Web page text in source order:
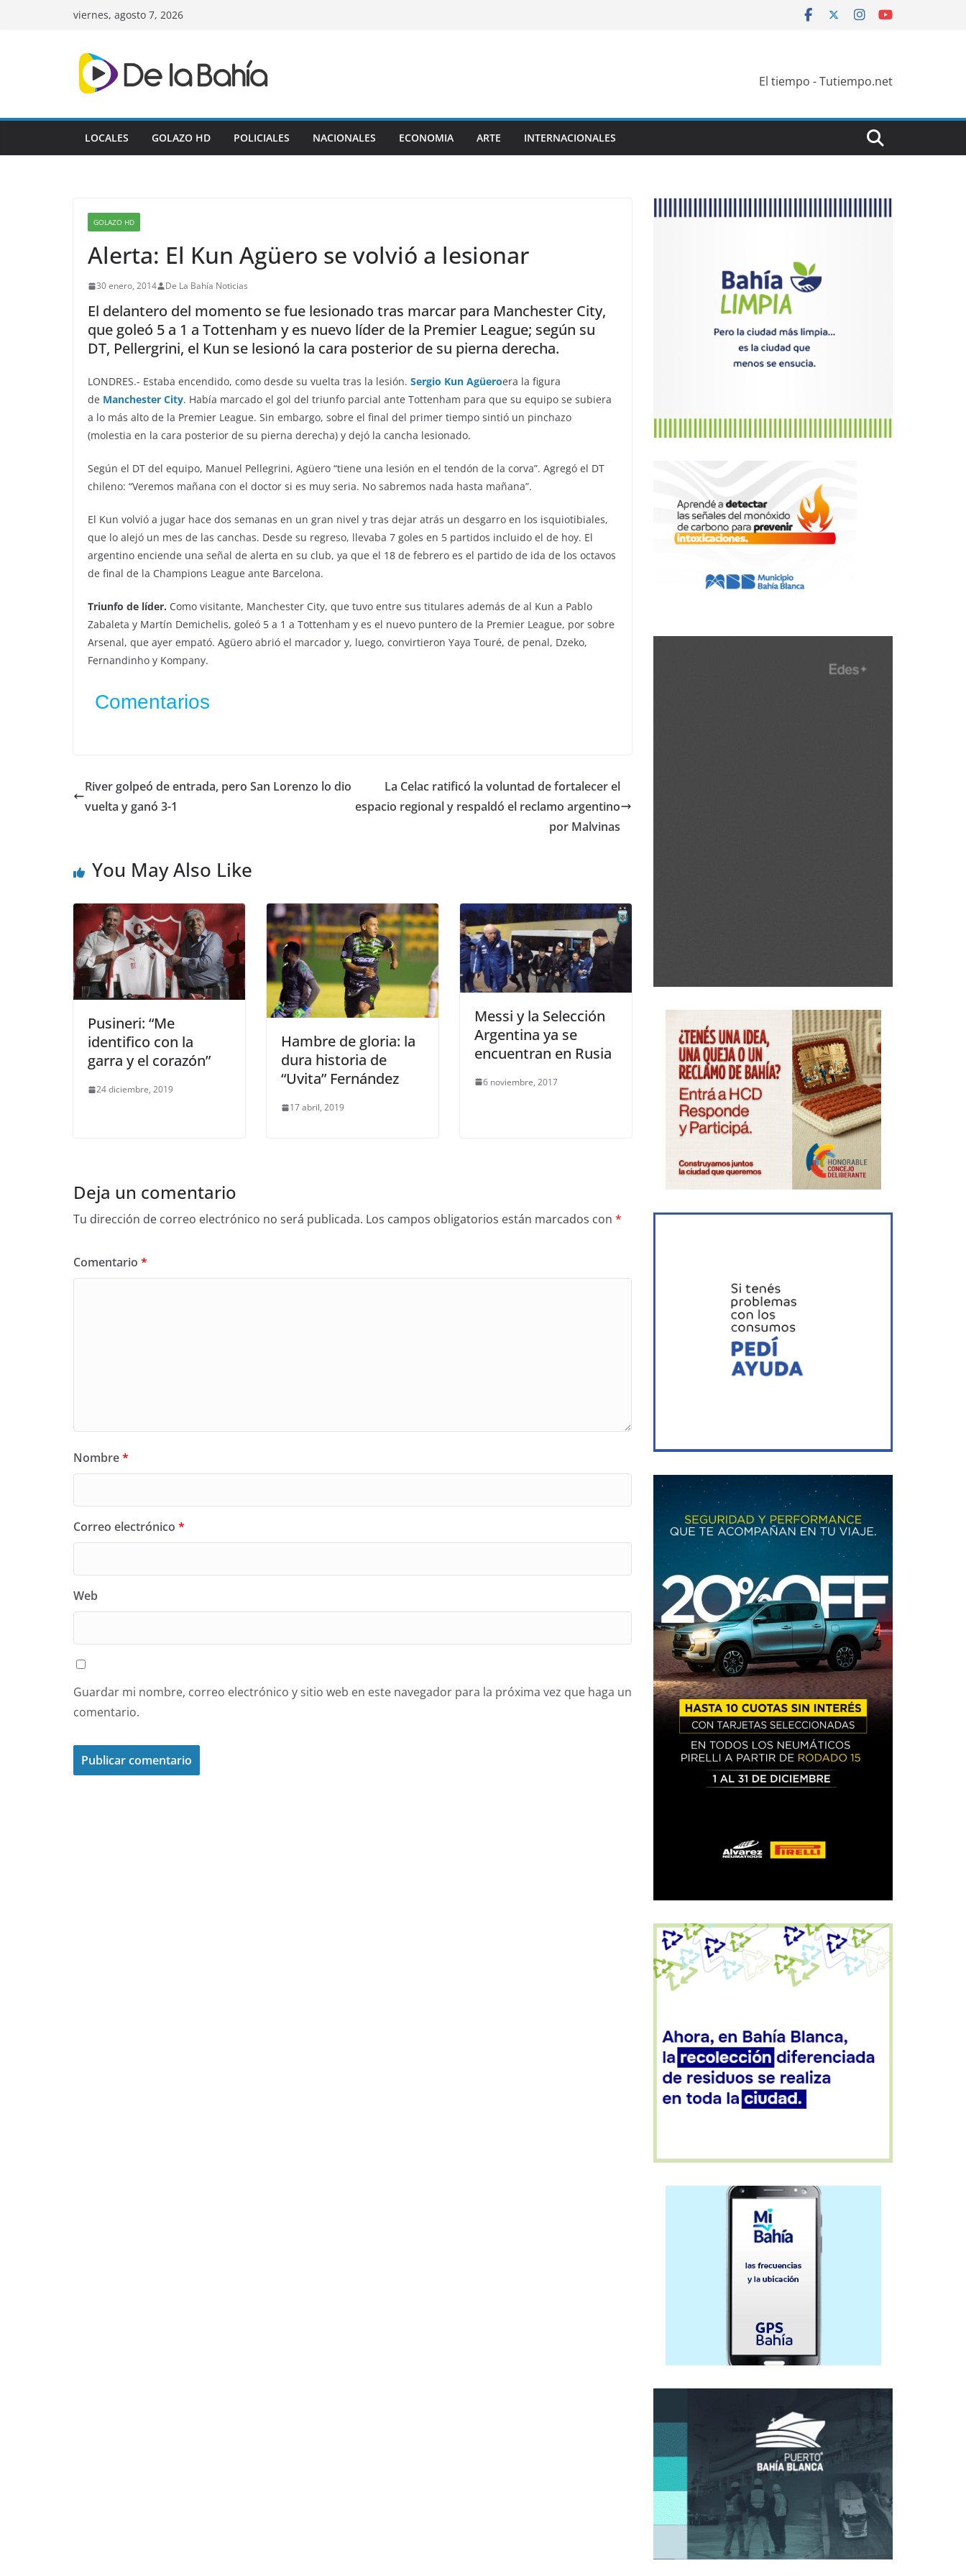
viernes, agosto 7, 2026
El tiempo - Tutiempo.net
LOCALES GOLAZO HD POLICIALES NACIONALES ECONOMIA ARTE INTERNACIONALES
GOLAZO HD
Alerta: El Kun Agüero se volvió a lesionar
30 enero, 2014 De La Bahía Noticias
El delantero del momento se fue lesionado tras marcar para Manchester City,
que goleó 5 a 1 a Tottenham y es nuevo líder de la Premier League; según su
DT, Pellergrini, el Kun se lesionó la cara posterior de su pierna derecha.
LONDRES.- Estaba encendido, como desde su vuelta tras la lesión. Sergio Kun Agüeroera la figura
de Manchester City. Había marcado el gol del triunfo parcial ante Tottenham para que su equipo se subiera
a lo más alto de la Premier League. Sin embargo, sobre el final del primer tiempo sintió un pinchazo
(molestia en la cara posterior de su pierna derecha) y dejó la cancha lesionado.
Según el DT del equipo, Manuel Pellegrini, Agüero “tiene una lesión en el tendón de la corva”. Agregó el DT
chileno: “Veremos mañana con el doctor si es muy seria. No sabremos nada hasta mañana”.
El Kun volvió a jugar hace dos semanas en un gran nivel y tras dejar atrás un desgarro en los isquiotibiales,
que lo alejó un mes de las canchas. Desde su regreso, llevaba 7 goles en 5 partidos incluido el de hoy. El
argentino enciende una señal de alerta en su club, ya que el 18 de febrero es el partido de ida de los octavos
de final de la Champions League ante Barcelona.
Triunfo de líder. Como visitante, Manchester City, que tuvo entre sus titulares además de al Kun a Pablo
Zabaleta y Martín Demichelis, goleó 5 a 1 a Tottenham y es el nuevo puntero de la Premier League, por sobre
Arsenal, que ayer empató. Agüero abrió el marcador y, luego, convirtieron Yaya Touré, de penal, Dzeko,
Fernandinho y Kompany.
Comentarios
River golpeó de entrada, pero San Lorenzo lo dio
vuelta y ganó 3-1
La Celac ratificó la voluntad de fortalecer el
espacio regional y respaldó el reclamo argentino
por Malvinas
You May Also Like
Pusineri: “Me
identifico con la
garra y el corazón”
24 diciembre, 2019
Hambre de gloria: la
dura historia de
“Uvita” Fernández
17 abril, 2019
Messi y la Selección
Argentina ya se
encuentran en Rusia
6 noviembre, 2017
Deja un comentario
Tu dirección de correo electrónico no será publicada. Los campos obligatorios están marcados con *
Comentario *
Nombre*
Correo electrónico *
Web
Guardar mi nombre, correo electrónico y sitio web en este navegador para la próxima vez que haga un
comentario.